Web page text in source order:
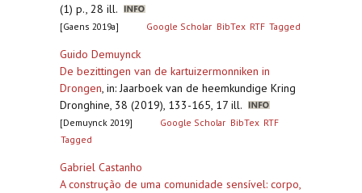
(1) p., 28 ill.
[Gaens 2019a] Google Scholar BibTex RTF Tagged
Guido Demuynck
De bezittingen van de kartuizermonniken in
Drongen, in: Jaarboek van de heemkundige Kring
Dronghine, 38 (2019), 133-165, 17 ill.
[Demuynck 2019] Google Scholar BibTex RTF
Tagged
Gabriel Castanho
A construção de uma comunidade sensível: corpo,